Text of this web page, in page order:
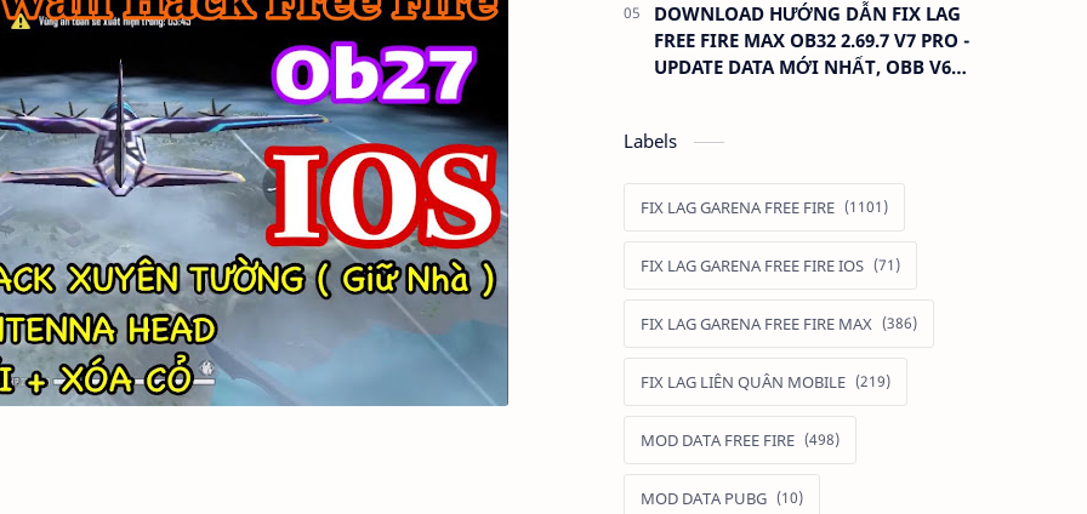
DOWNLOAD HƯỚNG DẪN FIX LAG
FREE FIRE MAX OB32 2.69.7 V7 PRO -
UPDATE DATA MỚI NHẤT, OBB V6
Labels
FIX LAG GARENA FREE FIRE
FIX LAG GARENA FREE FIRE IOS
FIX LAG GARENA FREE FIRE MAX
FIX LAG LIÊN QUÂN MOBILE
MOD DATA FREE FIRE
MOD DATA PUBG